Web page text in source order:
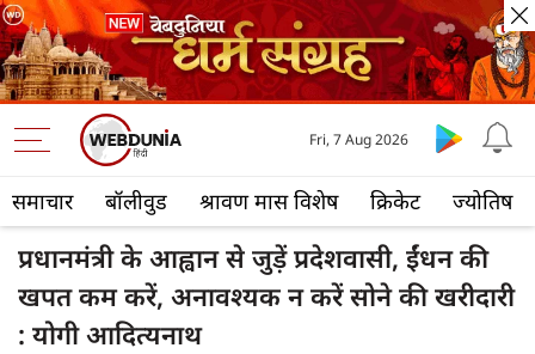
समाचार बॉलीवुड श्रावण मास विशेष क्रिकेट ज्योतिष
Fri, 7 Aug 2026
प्रधानमंत्री के आह्वान से जुड़ें प्रदेशवासी, ईंधन की
खपत कम करें, अनावश्यक न करें सोने की खरीदारी
: योगी आदित्यनाथ